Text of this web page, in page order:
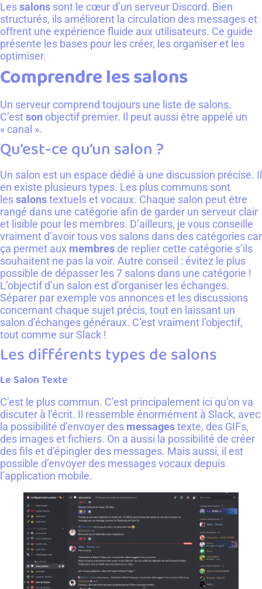
Lessalons sont le cœur d’un serveur Discord. Bien
structurés, ils améliorent la circulation des messages et
offrent une expérience fluide aux utilisateurs. Ce guide
présente les bases pour les créer, les organiser et les
optimiser.
Comprendre les salons
Un serveur comprend toujours une liste de salons.
C’estson objectif premier. Il peut aussi être appelé un
« canal ».
Qu’est-ce qu’un salon ?
Un salon est un espace dédié à une discussion précise. Il
en existe plusieurs types. Les plus communs sont
lessalonstextuels et vocaux. Chaque salon peut être
rangé dans une catégorie afin de garder un serveur clair
et lisible pour les membres. D’ailleurs, je vous conseille
vraiment d’avoir tous vos salons dans des catégories car
ça permet aux membres de replier cette catégorie s’ils
souhaitent ne pas la voir. Autre conseil : évitez le plus
possible de dépasser les 7 salons dans une catégorie !
L’objectif d’un salon est d’organiser les échanges.
Séparer par exemple vos annonces et les discussions
concernant chaque sujet précis, tout en laissant un
salon d’échanges généraux. C’est vraiment l’objectif,
tout comme sur Slack !
Les différents types de salons
Le Salon Texte
C’est le plus commun. C’est principalement ici qu’on va
discuter à l’écrit. Il ressemble énormément à Slack, avec
la possibilité d’envoyer des messagestexte, des GIFs,
des images et fichiers. On a aussi la possibilité de créer
des fils et d’épingler des messages. Mais aussi, il est
possible d’envoyer des messages vocaux depuis
l’application mobile.